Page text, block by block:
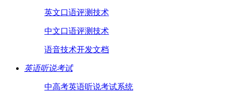
英文口语评测技术
中文口语评测技术
语音技术开发文档
英语听说考试
中高考英语听说考试系统